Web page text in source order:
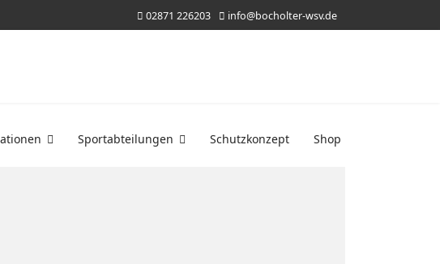
02871 226203 info@bocholter-wsv.de
Sportabteilungen Schutzkonzept Shop